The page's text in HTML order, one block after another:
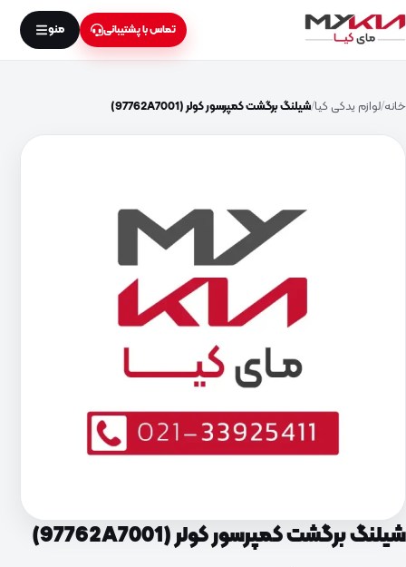
تماس با پشتیبانی منو
خانه لوازم یدکی کیا شیلنگ برگشت کمپرسور کولر (97762A7001)
شیلنگ برگشت کمپرسور کولر (97762A7001)